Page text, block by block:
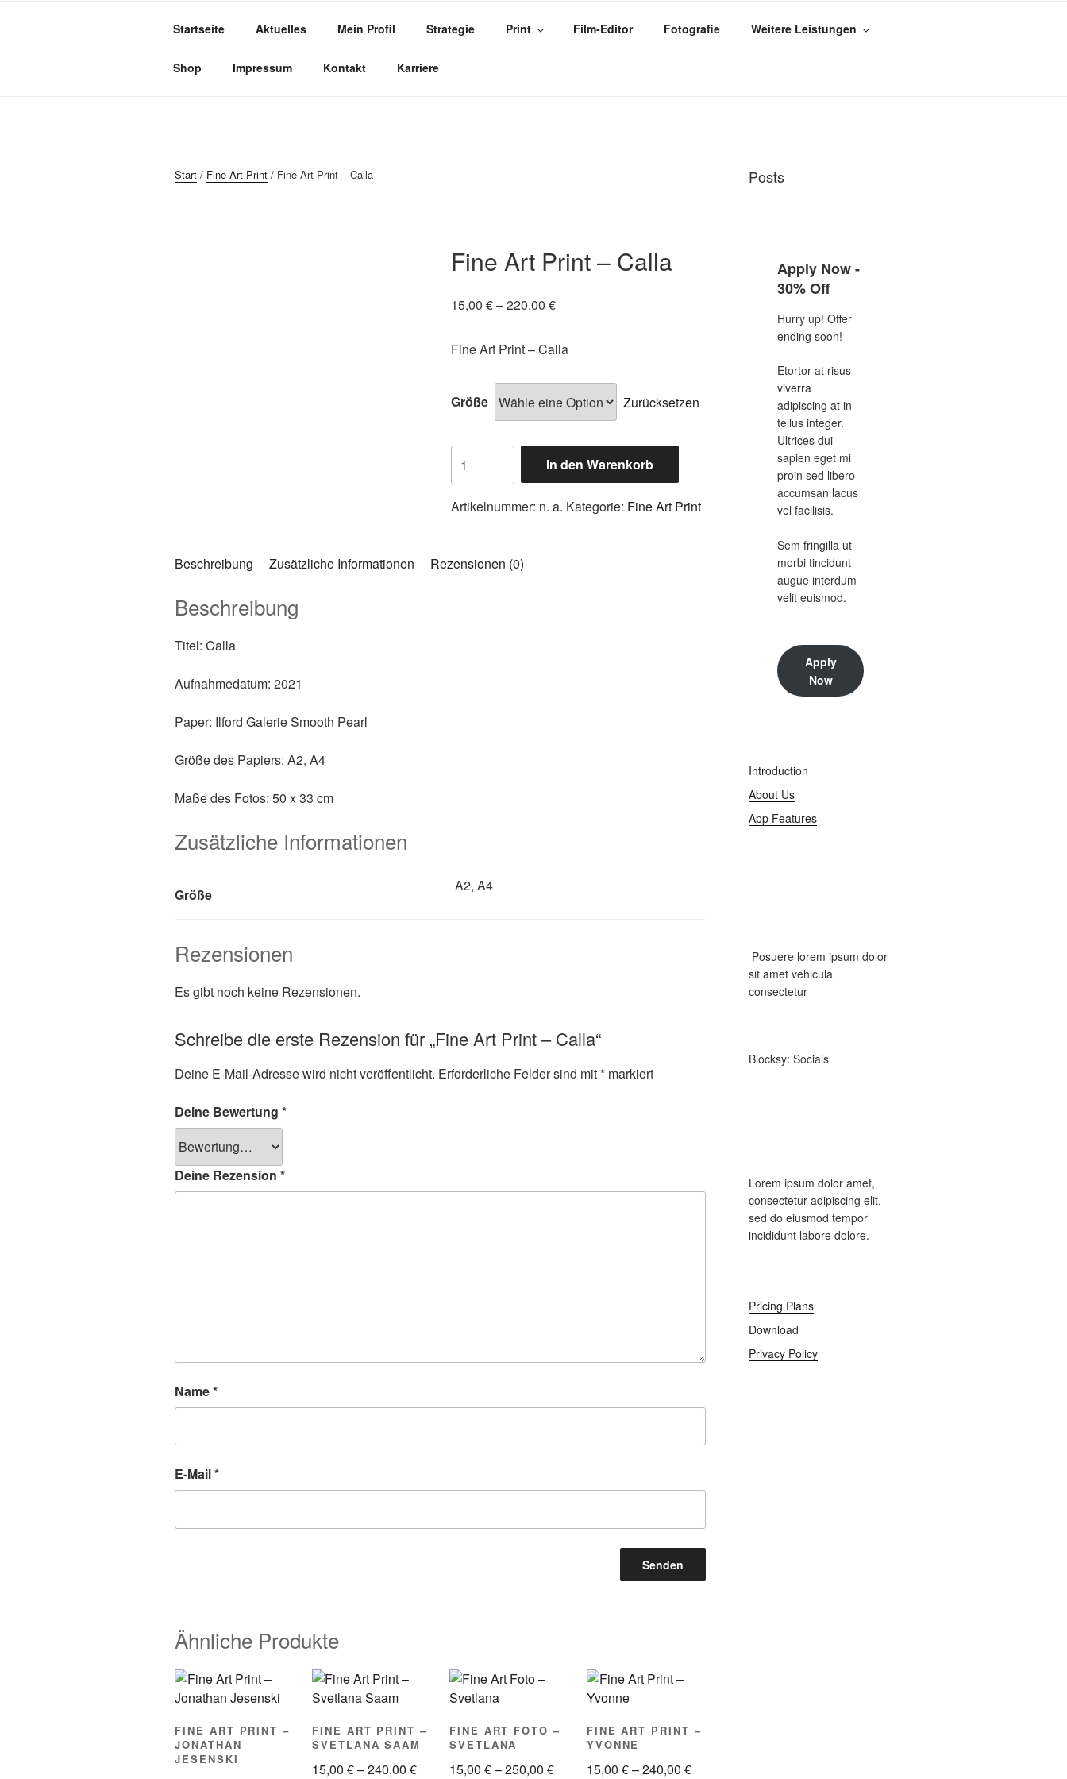
WIR REALISIEREN IHR PROJEKT
Startseite Aktuelles Mein Profil Strategie Print Film-Editor Fotografie Weitere Leistungen
Shop Impressum Kontakt Karriere
Start / Fine Art Print / Fine Art Print – Calla
Fine Art Print – Calla
15,00 €–220,00 €Preisspanne:
bis
Fine Art Print – Calla
Größe Zurücksetzen
Art
–
In den Warenkorb
Artikelnummer: n. a. Kategorie: Fine Art Print
Beschreibung Zusätzliche Informationen Rezensionen (0)
Beschreibung
Titel: Calla
Aufnahmedatum: 2021
Paper: Ilford Galerie Smooth Pearl
Größe des Papiers: A2, A4
Maße des Fotos: 50 x 33 cm
Zusätzliche Informationen
Größe
A2, A4
Rezensionen
Es gibt noch keine Rezensionen.
Schreibe die erste Rezension für „Fine Art Print – Calla“
Deine E-Mail-Adresse wird nicht veröffentlicht. Erforderliche Felder sind mit* markiert
Deine Bewertung *
Deine Rezension *
Name*
E-Mail*
Ähnliche Produkte
FINE ART PRINT –
JONATHAN
JESENSKI
FINE ART PRINT –
SVETLANA SAAM
15,00 €–240,00 €Preisspanne:
FINE ART FOTO –
SVETLANA
15,00 €–250,00 €Preisspanne:
FINE ART PRINT –
YVONNE
15,00 €–240,00 €Preisspanne:
Posts
Apply Now -
30% Off
Hurry up! Offer
ending soon!
Etortor at risus
viverra
adipiscing at in
tellus integer.
Ultrices dui
sapien eget mi
proin sed libero
accumsan lacus
vel facilisis.
Sem fringilla ut
morbi tincidunt
augue interdum
velit euismod.
Apply
Now
Introduction
About Us
App Features
Posuere lorem ipsum dolor
sit amet vehicula
consectetur
Blocksy: Socials
Lorem ipsum dolor amet,
consectetur adipiscing elit,
sed do eiusmod tempor
incididunt labore dolore.
Pricing Plans
Download
Privacy Policy